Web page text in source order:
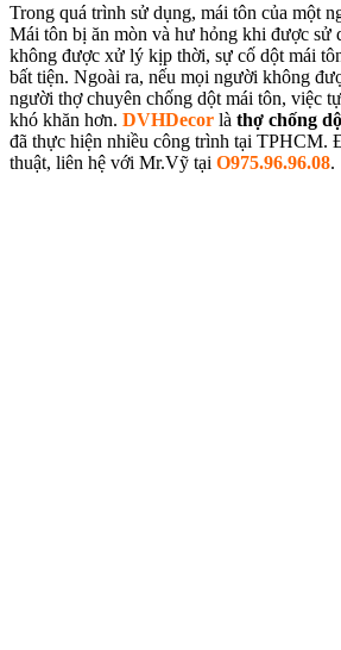
Trong quá trình sử dụng, mái tôn của một
Mái tôn bị ăn mòn và hư hỏng khi được sử
không được xử lý kịp thời, sự cố dột mái
bất tiện. Ngoài ra, nếu mọi người không
người thợ chuyên chống dột mái tôn, việc
khó khăn hơn. DVHDecor là thợ chống
đã thực hiện nhiều công trình tại TPHCM.
thuật, liên hệ với Mr.Vỹ tại O975.96.96.08.